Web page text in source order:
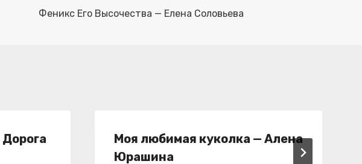
Феникс Его Высочества — Елена Соловьева
Моя любимая куколка — Алена
Юрашина